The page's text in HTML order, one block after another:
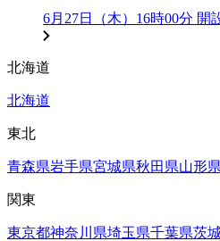
6月27日（木）16時00分 開
北海道
北海道
東北
青森県岩手県宮城県秋田県山形県
関東
東京都神奈川県埼玉県千葉県茨